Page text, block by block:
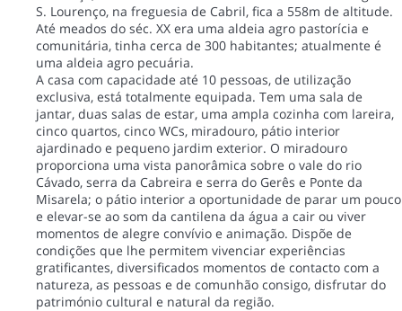
S. Lourenço, na freguesia de Cabril, fica a 558m de altitude.
Até meados do séc. XX era uma aldeia agro pastorícia e
comunitária, tinha cerca de 300 habitantes; atualmente é
uma aldeia agro pecuária.
A casa com capacidade até 10 pessoas, de utilização
exclusiva, está totalmente equipada. Tem uma sala de
jantar, duas salas de estar, uma ampla cozinha com lareira,
cinco quartos, cinco WCs, miradouro, pátio interior
ajardinado e pequeno jardim exterior. O miradouro
proporciona uma vista panorâmica sobre o vale do rio
Cávado, serra da Cabreira e serra do Gerês e Ponte da
Misarela; o pátio interior a oportunidade de parar um pouco
e elevar-se ao som da cantilena da água a cair ou viver
momentos de alegre convívio e animação. Dispõe de
condições que lhe permitem vivenciar experiências
gratificantes, diversificados momentos de contacto com a
natureza, as pessoas e de comunhão consigo, disfrutar do
património cultural e natural da região.